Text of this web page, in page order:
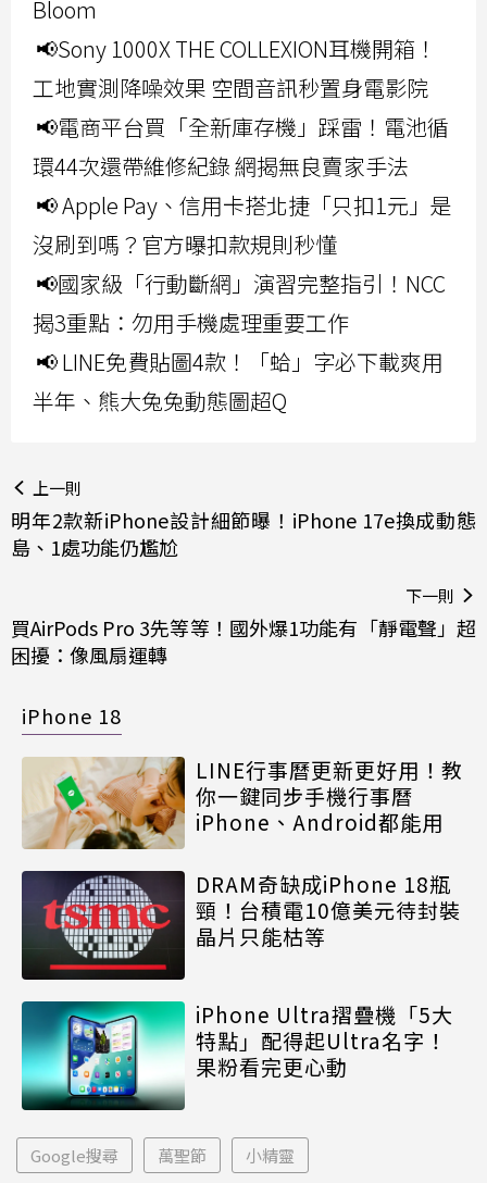
Bloom
📢Sony 1000X THE COLLEXION耳機開箱！
工地實測降噪效果 空間音訊秒置身電影院
📢電商平台買「全新庫存機」踩雷！電池循
環44次還帶維修紀錄 網揭無良賣家手法
📢 Apple Pay、信用卡搭北捷「只扣1元」是
沒刷到嗎？官方曝扣款規則秒懂
📢國家級「行動斷網」演習完整指引！NCC
揭3重點：勿用手機處理重要工作
📢 LINE免費貼圖4款！「蛤」字必下載爽用
半年、熊大兔兔動態圖超Q
上一則
明年2款新iPhone設計細節曝！iPhone 17e換成動態
島、1處功能仍尷尬
下一則
買AirPods Pro 3先等等！國外爆1功能有「靜電聲」超
困擾：像風扇運轉
iPhone 18
LINE行事曆更新更好用！教
你一鍵同步手機行事曆
iPhone、Android都能用
DRAM奇缺成iPhone 18瓶
頸！台積電10億美元待封裝
晶片只能枯等
iPhone Ultra摺疊機「5大
特點」配得起Ultra名字！
果粉看完更心動
Google搜尋 萬聖節 小精靈